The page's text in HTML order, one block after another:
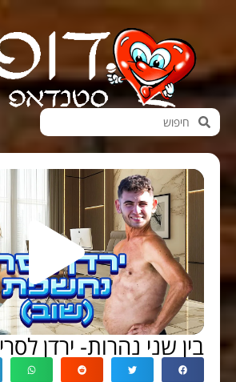
בין שני נהרות- ירדן לסרי